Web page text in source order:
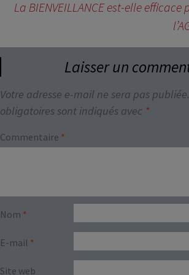
articles
La BIENVEILLANCE est-elle efficace
Laisser un
Votre adresse e-mail ne sera pas publiée.
obligatoires sont indiqués avec *
Commentaire *
Nom *
E-mail *
Site web